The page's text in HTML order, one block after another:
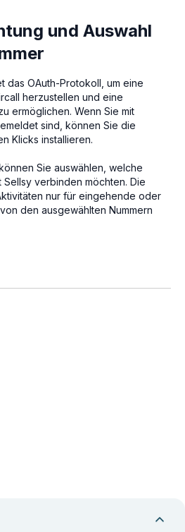
und Auswahl
das OAuth-Protokoll, um eine
herzustellen und eine
ermöglichen. Wenn Sie mit
sind, können Sie die
Klicks installieren.
Sie auswählen, welche
Sellsy verbinden möchten. Die
nur für eingehende oder
den ausgewählten Nummern